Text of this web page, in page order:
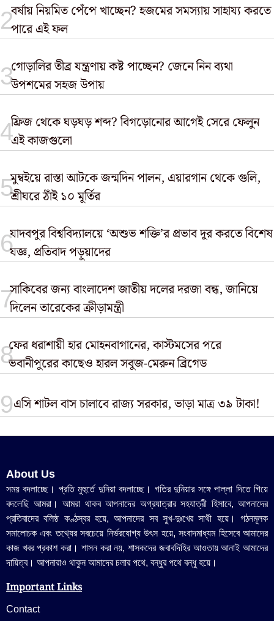
বর্ষায় নিয়মিত পেঁপে খাচ্ছেন? হজমের সমস্যায় সাহায্য করতে
পারে এই ফল
গোড়ালির তীব্র যন্ত্রণায় কষ্ট পাচ্ছেন? জেনে নিন ব্যথা
উপশমের সহজ উপায়
ফ্রিজ থেকে ঘড়ঘড় শব্দ? বিগড়োনোর আগেই সেরে ফেলুন
এই কাজগুলো
মুম্বইয়ে রাস্তা আটকে জন্মদিন পালন, এয়ারগান থেকে গুলি,
শ্রীঘরে ঠাঁই ১০ মূর্তির
যাদবপুর বিশ্ববিদ্যালয়ে ‘অশুভ শক্তি’র প্রভাব দূর করতে বিশেষ
যজ্ঞ, প্রতিবাদ পড়ুয়াদের
সাকিবের জন্য বাংলাদেশ জাতীয় দলের দরজা বন্ধ, জানিয়ে
দিলেন তারেকের ক্রীড়ামন্ত্রী
ফের ধরাশায়ী হার মোহনবাগানের, কাস্টমসের পরে
ভবানীপুরের কাছেও হারল সবুজ-মেরুন ব্রিগেড
এসি শাটল বাস চালাবে রাজ্য সরকার, ভাড়া মাত্র ৩৯ টাকা!
About Us
সময় বদলাচ্ছে। প্রতি মুহুর্তে দুনিয়া বদলাচ্ছে। গতির দুনিয়ার সঙ্গে পাল্লা দিতে গিয়ে
বদলেছি আমরা। আমরা থাকব আপনাদের অগ্রযাত্রার সহযাত্রী হিসাবে, আপনাদের
প্রতিবাদের বলিষ্ঠ কণ্ঠস্বর হয়ে, আপনাদের সব সুখ-দুঃখের সাথী হয়ে। গঠনমূলক
সমালোচক এবং তথ্যের সবচেয়ে নির্ভরযোগ্য উ‍ৎস হয়ে, সংবাদমাধ্যম হিসেবে আমাদের
কাজ খবর প্রকাশ করা। শাসন করা নয়, শাসকদের জবাবদিহির আওতায় আনাই আমাদের
দায়িত্ব। আপনারাও থাকুন আমাদের চলার পথে, বন্ধুর পথে বন্ধু হয়ে।
Important Links
Contact